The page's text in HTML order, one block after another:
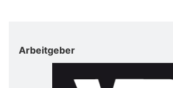
Arbeitgeber